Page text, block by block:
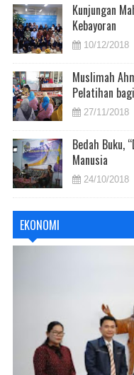
Kunjungan
Kebayoran
10/12/2018
Muslimah
Pelatihan
27/11/2018
Bedah Buku,
Manusia
24/10/2018
EKONOMI